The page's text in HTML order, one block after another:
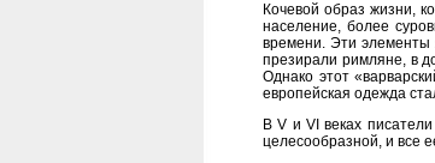
Кочевой образ жизни,
население, более
времени. Эти элементы
презирали римляне, в
Однако этот
европейская одежда
В V и VI веках
целесообразной, и все